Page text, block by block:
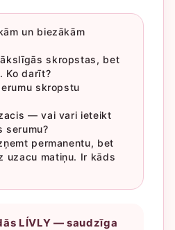
un biezākām
skropstas, bet
Ko darīt?
skropstu
— vai vari ieteikt
serumu?
permanentu, bet
uzacu matiņu. Ir kāds
LÍVLY — saudzīga